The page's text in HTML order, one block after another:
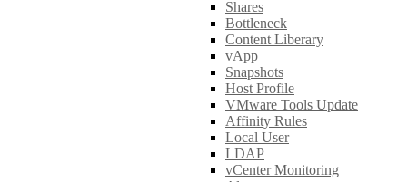
Shares
Bottleneck
Content Liberary
vApp
Snapshots
Host Profile
VMware Tools Update
Affinity Rules
Local User
LDAP
vCenter Monitoring